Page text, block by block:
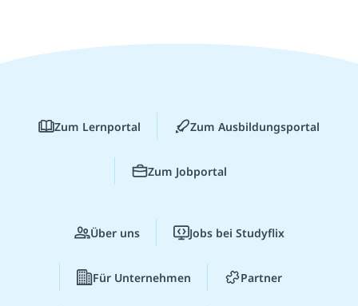
Zum Lernportal Zum Ausbildungsportal
Zum Jobportal
Über uns Jobs bei Studyflix
Für Unternehmen Partner